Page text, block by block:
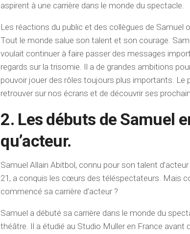
aspirent à une carrière dans le monde du spectacle.
Les réactions du public et des collègues de Samuel
Tout le monde salue son talent et son courage.
voulait continuer à faire passer des messages
regards sur la trisomie. Il a de grandes ambitions
pouvoir jouer des rôles toujours plus importants. Le
retrouver sur nos écrans et de découvrir ses
2. Les débuts de Samuel
qu’acteur.
Samuel Allain Abitbol, connu pour son talent
21, a conquis les cœurs des téléspectateurs. Mais
commencé sa carrière d’acteur ?
Samuel a débuté sa carrière dans le monde du
théâtre. Il a étudié au Studio Muller en France avant